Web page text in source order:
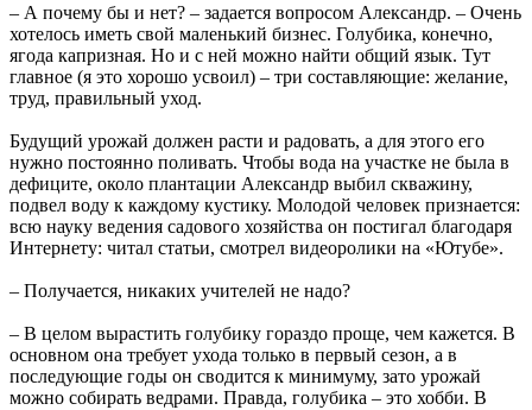
– А почему бы и нет? – задается вопросом Александр. – Очень
хотелось иметь свой маленький бизнес. Голубика, конечно,
ягода капризная. Но и с ней можно найти общий язык. Тут
главное (я это хорошо усвоил) – три составляющие: желание,
труд, правильный уход.
Будущий урожай должен расти и радовать, а для этого его
нужно постоянно поливать. Чтобы вода на участке не была в
дефиците, около плантации Александр выбил скважину,
подвел воду к каждому кустику. Молодой человек признается:
всю науку ведения садового хозяйства он постигал благодаря
Интернету: читал статьи, смотрел видеоролики на «Ютубе».
– Получается, никаких учителей не надо?
– В целом вырастить голубику гораздо проще, чем кажется. В
основном она требует ухода только в первый сезон, а в
последующие годы он сводится к минимуму, зато урожай
можно собирать ведрами. Правда, голубика – это хобби. В